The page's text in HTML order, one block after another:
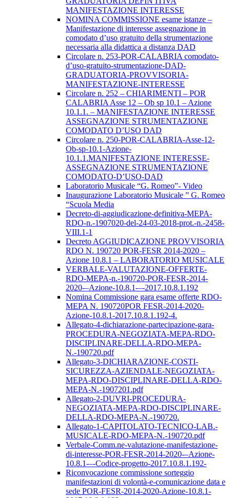
MANIFESTAZIONE INTERESSE
NOMINA COMMISSIONE esame istanze –
Manifestazione di interesse assegnazione in
comodato d’uso gratuito della strumentazione
necessaria alla didattica a distanza DAD
Circolare n. 253-POR-CALABRIA comodato-
d’uso-gratuito-strumentazione-DAD-
GRADUATORIA-PROVVISORIA-
MANIFESTAZIONE-INTERESSE
Circolare n. 252 – CHIARIMENTI – POR
CALABRIA Asse 12 – Ob sp 10.1 – Azione
10.1.1. – MANIFESTAZIONE INTERESSE
ASSEGNAZIONE STRUMENTAZIONE
COMODATO D’USO DAD
Circolare n. 250-POR-CALABRIA-Asse-12-
Ob-sp-10.1-Azione-
10.1.1.MANIFESTAZIONE INTERESSE-
ASSEGNAZIONE STRUMENTAZIONE
COMODATO-D’USO-DAD
Laboratorio Musicale “G. Romeo”- Video
Inaugurazione Laboratorio Musicale ” G. Romeo
“Scuola Media
Decreto-di-aggiudicazione-definitiva-MEPA-
RDO-n.-1907020-del-24-03-2018-prot.-n.-2458-
VIII.1-1
Decreto AGGIUDICAZIONE PROVVISORIA
RDO N. 190720 POR-FESR 2014-2020 –
Azione 10.8.1 – LABORATORIO MUSICALE
VERBALE-VALUTAZIONE-OFFERTE-
RDO-MEPA-n.-190720-POR-FESR-2014-
2020-–Azione-10.8.1-–-2017.10.8.1.192
Nomina Commissione gara esame offerte RDO-
MEPA N. 190720POR FESR-2014-2020-
Azione-10.8.1-2017.10.8.1.192-4.
Allegato-4-dichiarazione-partecipazione-gara-
PROCEDURA-NEGOZIATA-MEPA-RDO-
DISCIPLINARE-DELLA-RDO-MEPA-
N.-190720.pdf
Allegato-3-DICHIARAZIONE-COSTI-
SICUREZZA-AZIENDALE-NEGOZIATA-
MEPA-RDO-DISCIPLINARE-DELLA-RDO-
MEPA-N.-1907201.pdf
Allegato-2-DUVRI-PROCEDURA-
NEGOZIATA-MEPA-RDO-DISCIPLINARE-
DELLA-RDO-MEPA-N.-190720.
Allegato-1-CAPITOLATO-TECNICO-LAB.-
MUSICALE-RDO-MEPA-N.-190720.pdf
Verbale-Comm.ne-valutazione-manifestazione-
di-interesse-POR-FESR-2014-2020-–Azione-
10.8.1-–-Codice-progetto-2017.10.8.1.192-
Riconvocazione commissione sorteggio
manifestazioni di volontà-e-comunicazione data e
sede POR-FESR-2014-2020-Azione-10.8.1-